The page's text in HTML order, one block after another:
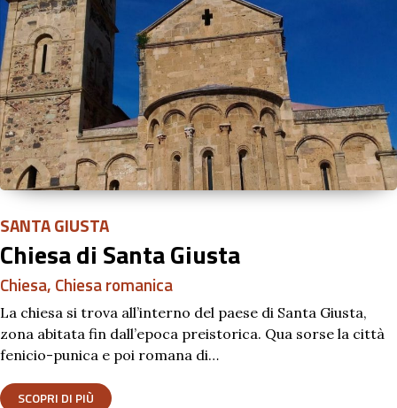
SANTA GIUSTA
Chiesa di Santa Giusta
Chiesa, Chiesa romanica
La chiesa si trova all’interno del paese di Santa Giusta,
zona abitata fin dall’epoca preistorica. Qua sorse la città
fenicio-punica e poi romana di…
SCOPRI DI PIÙ